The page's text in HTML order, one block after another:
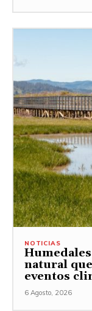
NOTICIAS
natural
eventos
6 Agosto, 2026